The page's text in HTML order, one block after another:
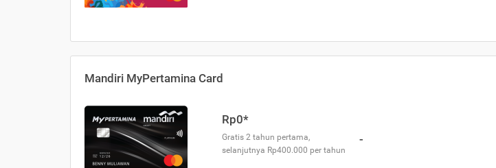
Mandiri MyPertamina Card
Rp0*
Gratis 2 tahun pertama,
selanjutnya Rp400.000 per tahun
-